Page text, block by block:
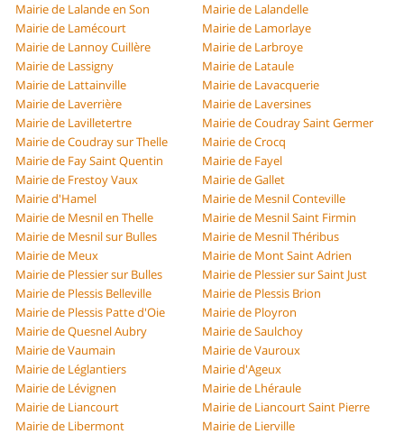
Mairie de Lalande en Son
Mairie de Lalandelle
Mairie de Lamécourt
Mairie de Lamorlaye
Mairie de Lannoy Cuillère
Mairie de Larbroye
Mairie de Lassigny
Mairie de Lataule
Mairie de Lattainville
Mairie de Lavacquerie
Mairie de Laverrière
Mairie de Laversines
Mairie de Lavilletertre
Mairie de Coudray Saint Germer
Mairie de Coudray sur Thelle
Mairie de Crocq
Mairie de Fay Saint Quentin
Mairie de Fayel
Mairie de Frestoy Vaux
Mairie de Gallet
Mairie d'Hamel
Mairie de Mesnil Conteville
Mairie de Mesnil en Thelle
Mairie de Mesnil Saint Firmin
Mairie de Mesnil sur Bulles
Mairie de Mesnil Théribus
Mairie de Meux
Mairie de Mont Saint Adrien
Mairie de Plessier sur Bulles
Mairie de Plessier sur Saint Just
Mairie de Plessis Belleville
Mairie de Plessis Brion
Mairie de Plessis Patte d'Oie
Mairie de Ployron
Mairie de Quesnel Aubry
Mairie de Saulchoy
Mairie de Vaumain
Mairie de Vauroux
Mairie de Léglantiers
Mairie d'Ageux
Mairie de Lévignen
Mairie de Lhéraule
Mairie de Liancourt
Mairie de Liancourt Saint Pierre
Mairie de Libermont
Mairie de Lierville